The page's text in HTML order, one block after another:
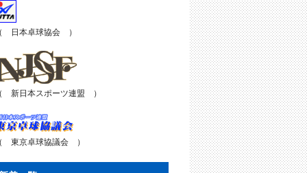
日本卓球協会 ）
新日本スポーツ連盟 ）
東京卓球協議会 ）